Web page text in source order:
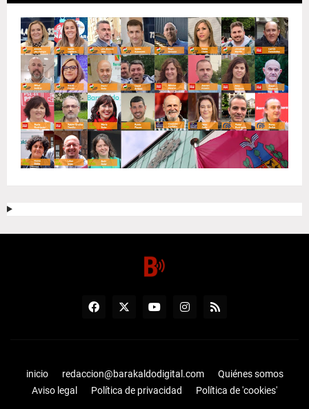
inicio redaccion@barakaldodigital.com
Quiénes somos
Aviso legal
Política de privacidad Política de 'cookies'